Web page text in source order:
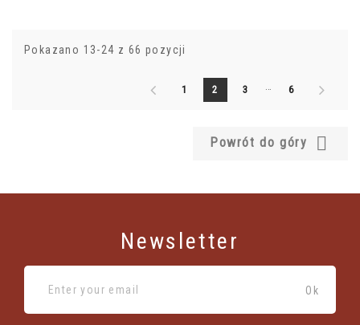
Pokazano 13-24 z 66 pozycji
1 2 3 6
Powrót do góry 
Newsletter